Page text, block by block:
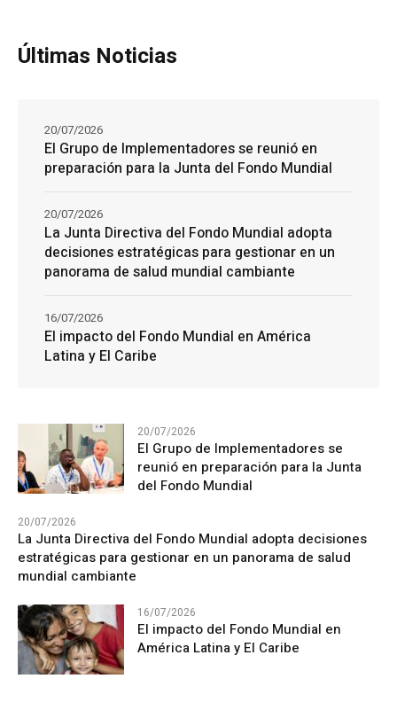
Últimas Noticias
El Grupo de Implementadores se reunió en
preparación para la Junta del Fondo Mundial
20/07/2026
La Junta Directiva del Fondo Mundial adopta
decisiones estratégicas para gestionar en un
panorama de salud mundial cambiante
20/07/2026
El impacto del Fondo Mundial en América
Latina y El Caribe
16/07/2026
20/07/2026
El Grupo de Implementadores se
reunió en preparación para la Junta
del Fondo Mundial
20/07/2026
La Junta Directiva del Fondo Mundial adopta decisiones
estratégicas para gestionar en un panorama de salud
mundial cambiante
16/07/2026
El impacto del Fondo Mundial en
América Latina y El Caribe